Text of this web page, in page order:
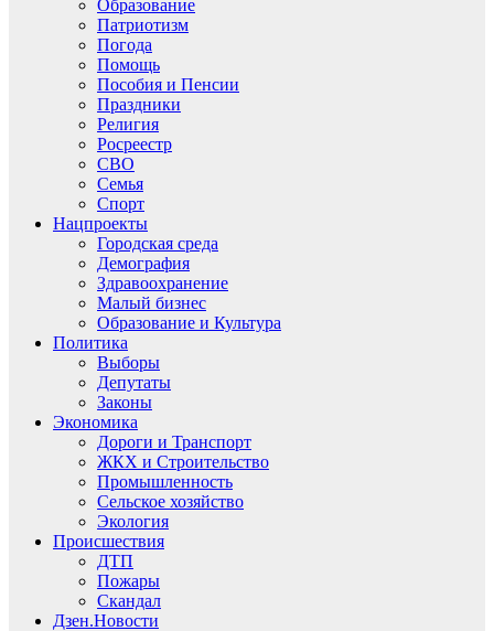
Образование
Патриотизм
Погода
Помощь
Пособия и Пенсии
Праздники
Религия
Росреестр
СВО
Семья
Спорт
Нацпроекты
Городская среда
Демография
Здравоохранение
Малый бизнес
Образование и Культура
Политика
Выборы
Депутаты
Законы
Экономика
Дороги и Транспорт
ЖКХ и Строительство
Промышленность
Сельское хозяйство
Экология
Происшествия
ДТП
Пожары
Скандал
Дзен.Новости